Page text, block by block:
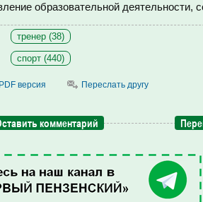
образовательной
тренер (38)
спорт (440)
PDF версия Переслать другу
комментарий